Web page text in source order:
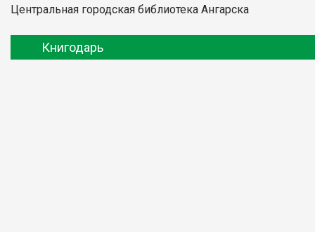
Центральная городская библиотека Ангарска
Книгодарь